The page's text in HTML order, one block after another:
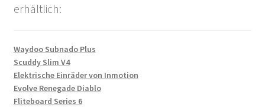
erhältlich:
Waydoo Subnado Plus
Scuddy Slim V4
Elektrische Einräder von Inmotion
Evolve Renegade Diablo
Fliteboard Series 6